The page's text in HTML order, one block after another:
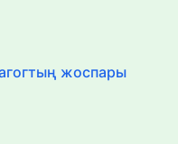
жоспары